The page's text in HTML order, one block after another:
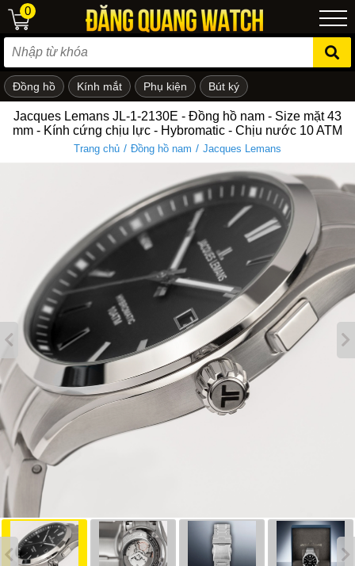
em
0
Đồng hồ Kính mắt Phụ kiện Bút ký
Jacques Lemans JL-1-2130E - Đồng hồ nam - Size mặt 43
mm - Kính cứng chịu lực - Hybromatic - Chịu nước 10 ATM
Trang chủ / Đồng hồ nam / Jacques Lemans